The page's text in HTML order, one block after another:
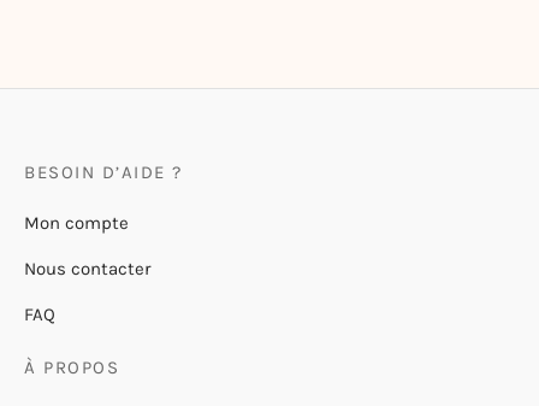
BESOIN D’AIDE ?
Mon compte
Nous contacter
FAQ
À PROPOS